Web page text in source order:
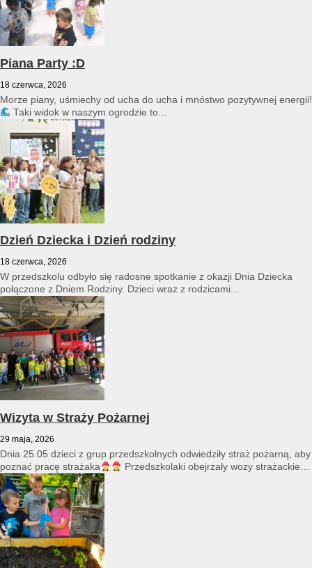
Piana Party :D
18 czerwca, 2026
Morze piany, uśmiechy od ucha do ucha i mnóstwo pozytywnej energii!
Taki widok w naszym ogrodzie to...
Dzień Dziecka i Dzień rodziny
18 czerwca, 2026
W przedszkolu odbyło się radosne spotkanie z okazji Dnia Dziecka
połączone z Dniem Rodziny. Dzieci wraz z rodzicami...
Wizyta w Straży Pożarnej
29 maja, 2026
Dnia 25.05 dzieci z grup przedszkolnych odwiedziły straż pożarną, aby
poznać pracę strażaka
Przedszkolaki obejrzały wozy strażackie
i...